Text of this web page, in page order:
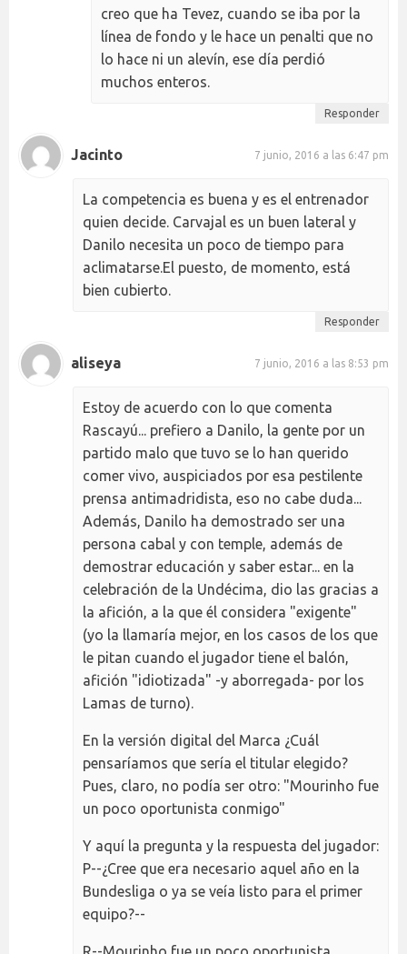
creo que ha Tevez, cuando se iba por la
línea de fondo y le hace un penalti que no
lo hace ni un alevín, ese día perdió
muchos enteros.
Responder
Jacinto 7 junio, 2016 a las 6:47 pm
La competencia es buena y es el entrenador
quien decide. Carvajal es un buen lateral y
Danilo necesita un poco de tiempo para
aclimatarse.El puesto, de momento, está
bien cubierto.
Responder
aliseya 7 junio, 2016 a las 8:53 pm
Estoy de acuerdo con lo que comenta
Rascayú... prefiero a Danilo, la gente por un
partido malo que tuvo se lo han querido
comer vivo, auspiciados por esa pestilente
prensa antimadridista, eso no cabe duda...
Además, Danilo ha demostrado ser una
persona cabal y con temple, además de
demostrar educación y saber estar... en la
celebración de la Undécima, dio las gracias a
la afición, a la que él considera "exigente"
(yo la llamaría mejor, en los casos de los que
le pitan cuando el jugador tiene el balón,
afición "idiotizada" -y aborregada- por los
Lamas de turno).
En la versión digital del Marca ¿Cuál
pensaríamos que sería el titular elegido?
Pues, claro, no podía ser otro: "Mourinho fue
un poco oportunista conmigo"
Y aquí la pregunta y la respuesta del jugador:
P--¿Cree que era necesario aquel año en la
Bundesliga o ya se veía listo para el primer
equipo?--